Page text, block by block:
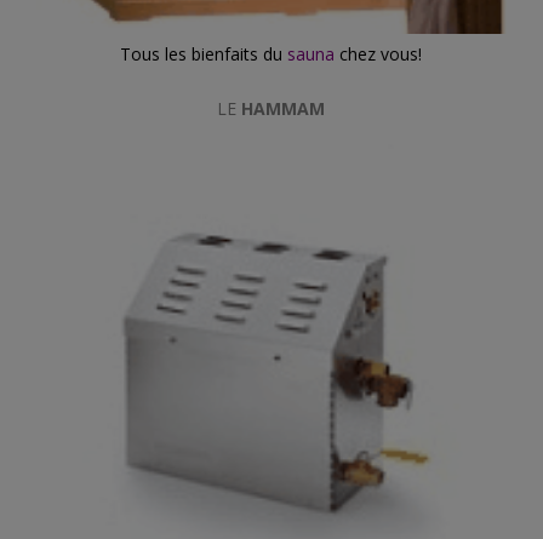
Tous les bienfaits du sauna chez vous!
LE HAMMAM